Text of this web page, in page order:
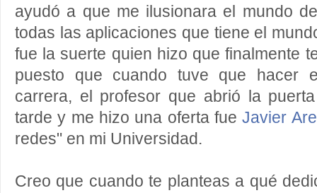
ayudó a que me ilusionara el mundo
todas las aplicaciones que tiene el
fue la suerte quien hizo que finalmente
puesto que cuando tuve que hacer
carrera, el profesor que abrió la
tarde y me hizo una oferta fueJavier
redes" en mi Universidad.
Creo que cuando te planteas a qué